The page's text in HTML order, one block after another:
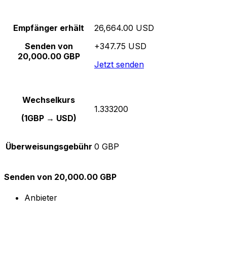
Empfänger erhält
Senden von
20,000.00 GBP
26,664.00 USD
+347.75 USD
Jetzt senden
Wechselkurs
(1GBP → USD)
1.333200
Überweisungsgebühr 0 GBP
Senden von 20,000.00 GBP
Anbieter